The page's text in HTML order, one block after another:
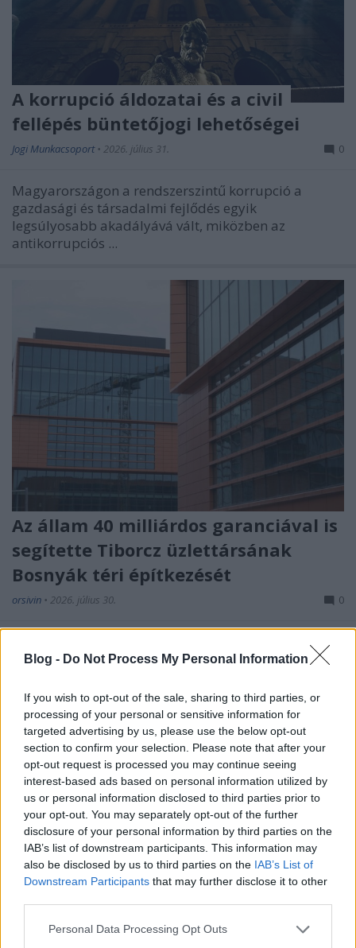
Blog - Do Not Process My Personal Information
If you wish to opt-out of the sale, sharing to third parties, or
processing of your personal or sensitive information for
targeted advertising by us, please use the below opt-out
section to confirm your selection. Please note that after your
opt-out request is processed you may continue seeing
interest-based ads based on personal information utilized by
us or personal information disclosed to third parties prior to
your opt-out. You may separately opt-out of the further
disclosure of your personal information by third parties on the
IAB’s list of downstream participants. This information may
also be disclosed by us to third parties on the IAB’s List of
Downstream Participants that may further disclose it to other
Please note that this website/app uses one or more Google
Personal Data Processing Opt Outs
A korrupció áldozatai és a civil
fellépés büntetőjogi lehetőségei
Jogi Munkacsoport • 2026. július 31. 0
Magyarországon a rendszerszintű korrupció a
gazdasági és társadalmi fejlődés egyik
legsúlyosabb akadályává vált, miközben az
antikorrupciós ...
Az állam 40 milliárdos garanciával is
segítette Tiborcz üzlettársának
Bosnyák téri építkezését
orsivin • 2026. július 30. 0
Az állam többször is úgy módosította az adásvételi
szerződést, hogy azzal a kerület és az állam is